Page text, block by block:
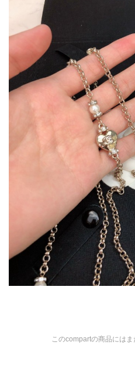
このcompartの商品には